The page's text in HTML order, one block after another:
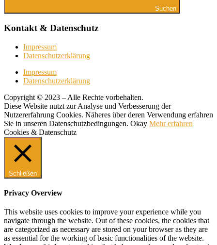
Suchen
Kontakt & Datenschutz
Impressum
Datenschutzerklärung
Impressum
Datenschutzerklärung
Copyright © 2023 – Alle Rechte vorbehalten.
Diese Website nutzt zur Analyse und Verbesserung der
Nutzererfahrung Cookies. Näheres über deren Verwendung erfahren
Sie in unseren Datenschutzbedingungen. Okay Mehr erfahren
Cookies & Datenschutz
Schließen
Privacy Overview
This website uses cookies to improve your experience while you
navigate through the website. Out of these cookies, the cookies that
are categorized as necessary are stored on your browser as they are
as essential for the working of basic functionalities of the website.